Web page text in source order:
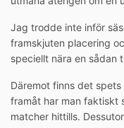
Jag trodde inte inför
framskjuten placering
speciellt nära en sådan
Däremot finns det
framåt har man faktiskt
matcher hittills.